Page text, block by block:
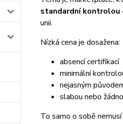
standardní kontrolou
unii.
Nízká cena je dosažena:
absencí certifikací
minimální
nejasným
slabou nebo
To samo o sobě